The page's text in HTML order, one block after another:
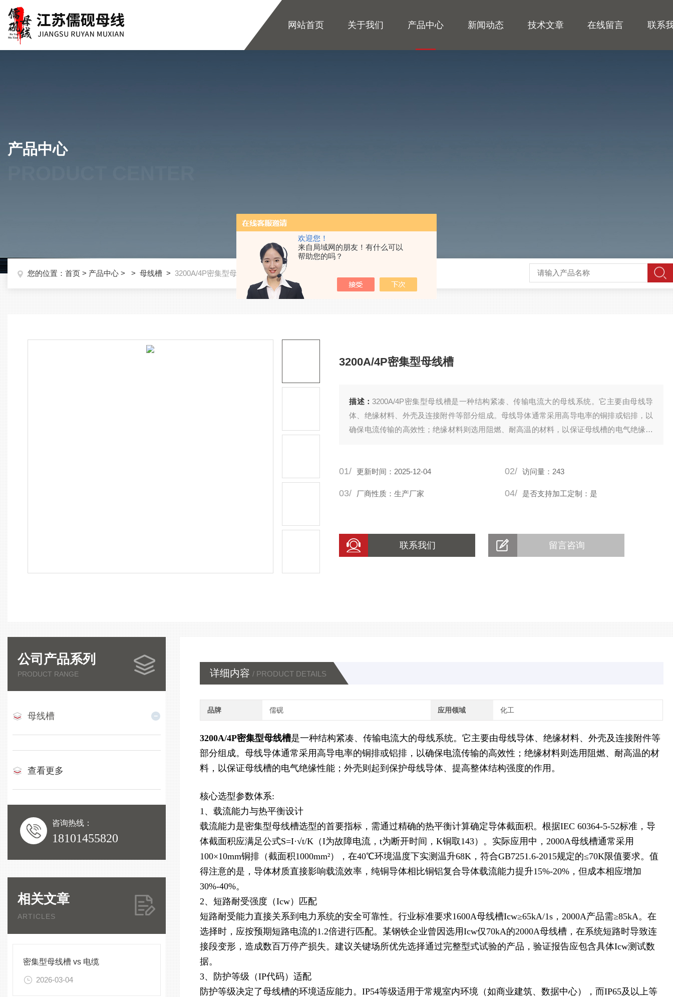
欢迎您！
来自局域网的朋友！有什么可以
帮助您的吗？
网站首页 关于我们 产品中心 新闻动态 技术文章 在线留言 联系
产品中心
您的位置： 首页 > 产品中心 > > 母线槽 > 3200A/4P密集型母线槽
3200A/4P密集型母线槽
描述：​3200A/4P密集型母线槽是一种结构紧凑、传输电流大的母线系统。它主要由母线导
体、绝缘材料、外壳及连接附件等部分组成。母线导体通常采用高导电率的铜排或铝排，以
确保电流传输的高效性；绝缘材料则选用阻燃、耐高温的材料，以保证母线槽的电气绝缘性
01/ 更新时间：2025-12-04 02/ 访问量：243
03/ 厂商性质：生产厂家 04/ 是否支持加工定制：是
联系我们 留言咨询
公司产品系列
PRODUCT RANGE
母线槽
查看更多
咨询热线：
18101455820
相关文章
ARTICLES
密集型母线槽 vs 电缆
2026-03-04
详细内容 / PRODUCT DETAILS
品牌 儒砚 应用领域 化工
3200A/4P密集型母线槽是一种结构紧凑、传输电流大的母线系统。它主要由母线导体、绝缘材料、外壳及连接附件等
部分组成。母线导体通常采用高导电率的铜排或铝排，以确保电流传输的高效性；绝缘材料则选用阻燃、耐高温的材
料，以保证母线槽的电气绝缘性能；外壳则起到保护母线导体、提高整体结构强度的作用。
核心选型参数体系:
1、载流能力与热平衡设计
载流能力是密集型母线槽选型的首要指标，需通过精确的热平衡计算确定导体截面积。根据IEC 60364-5-52标准，导
体截面积应满足公式S=I·√t/K（I为故障电流，t为断开时间，K铜取143）。实际应用中，2000A母线槽通常采用
100×10mm铜排（截面积1000mm²），在40℃环境温度下实测温升68K，符合GB7251.6-2015规定的≤70K限值要求。值
得注意的是，导体材质直接影响载流效率，纯铜导体相比铜铝复合导体载流能力提升15%-20%，但成本相应增加
30%-40%。
2、短路耐受强度（Icw）匹配
短路耐受能力直接关系到电力系统的安全可靠性。行业标准要求1600A母线槽Icw≥65kA/1s，2000A产品需≥85kA。在
选择时，应按预期短路电流的1.2倍进行匹配。某钢铁企业曾因选用Icw仅70kA的2000A母线槽，在系统短路时导致连
接段变形，造成数百万停产损失。建议关键场所优先选择通过完整型式试验的产品，验证报告应包含具体Icw测试数
据。
3、防护等级（IP代码）适配
防护等级决定了母线槽的环境适应能力。IP54等级适用于常规室内环境（如商业建筑、数据中心），而IP65及以上等